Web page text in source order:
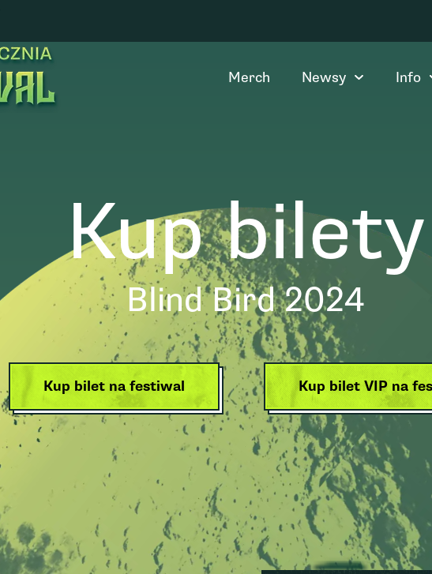
Merch Newsy Info
Kup bilety
Blind Bird 2024
Kup bilet na festiwal Kup bilet VIP na